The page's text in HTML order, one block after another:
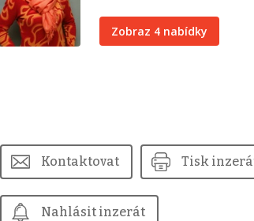
Zobraz 4 nabídky
Kontaktovat Tisk
Nahlásit inzerát